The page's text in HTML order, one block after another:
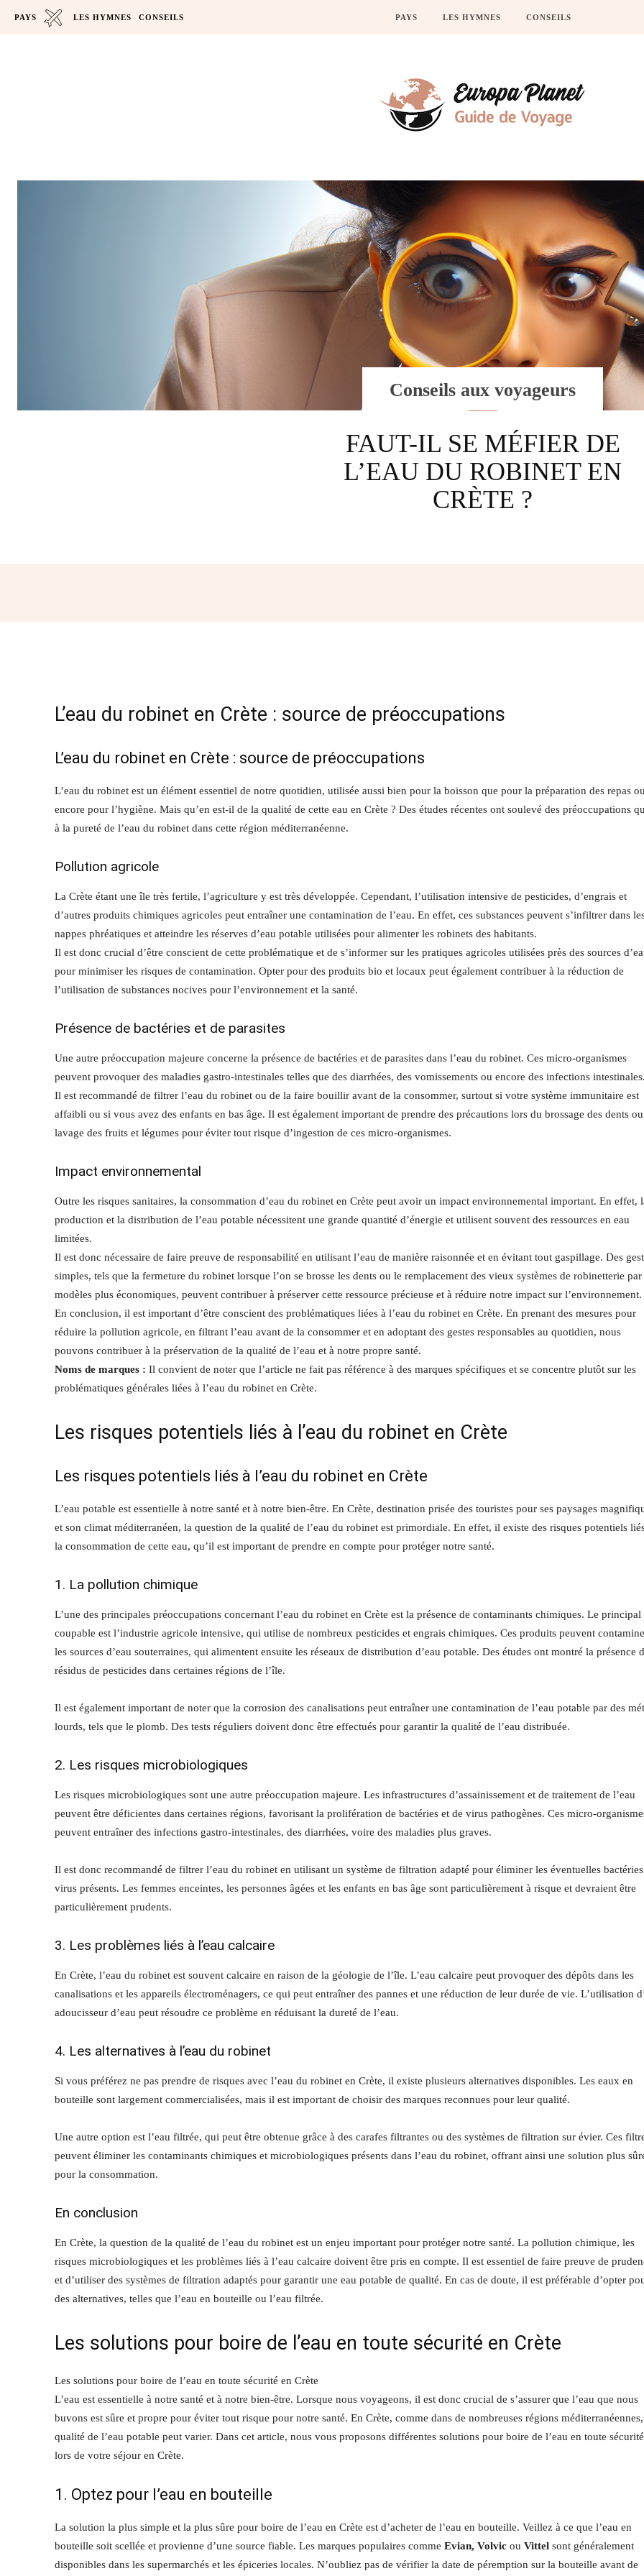
PAYS LES HYMNES CONSEILS PAYS LES HYMNES CONSEILS
Conseils aux voyageurs
FAUT-IL SE MÉFIER DE
L’EAU DU ROBINET EN
CRÈTE ?
L’eau du robinet en Crète : source de préoccupations
L’eau du robinet en Crète : source de préoccupations
L’eau du robinet est un élément essentiel de notre quotidien, utilisée aussi bien pour la boisson que pour la préparation des repas ou
encore pour l’hygiène. Mais qu’en est-il de la qualité de cette eau en Crète ? Des études récentes ont soulevé des préoccupations
à la pureté de l’eau du robinet dans cette région méditerranéenne.
Pollution agricole
La Crète étant une île très fertile, l’agriculture y est très développée. Cependant, l’utilisation intensive de pesticides, d’engrais et
d’autres produits chimiques agricoles peut entraîner une contamination de l’eau. En effet, ces substances peuvent s’infiltrer dans
nappes phréatiques et atteindre les réserves d’eau potable utilisées pour alimenter les robinets des habitants.
Il est donc crucial d’être conscient de cette problématique et de s’informer sur les pratiques agricoles utilisées près des sources
pour minimiser les risques de contamination. Opter pour des produits bio et locaux peut également contribuer à la réduction de
l’utilisation de substances nocives pour l’environnement et la santé.
Présence de bactéries et de parasites
Une autre préoccupation majeure concerne la présence de bactéries et de parasites dans l’eau du robinet. Ces micro-organismes
peuvent provoquer des maladies gastro-intestinales telles que des diarrhées, des vomissements ou encore des infections intestinales.
Il est recommandé de filtrer l’eau du robinet ou de la faire bouillir avant de la consommer, surtout si votre système immunitaire est
affaibli ou si vous avez des enfants en bas âge. Il est également important de prendre des précautions lors du brossage des dents
lavage des fruits et légumes pour éviter tout risque d’ingestion de ces micro-organismes.
Impact environnemental
Outre les risques sanitaires, la consommation d’eau du robinet en Crète peut avoir un impact environnemental important. En effet,
production et la distribution de l’eau potable nécessitent une grande quantité d’énergie et utilisent souvent des ressources en eau
limitées.
Il est donc nécessaire de faire preuve de responsabilité en utilisant l’eau de manière raisonnée et en évitant tout gaspillage. Des
simples, tels que la fermeture du robinet lorsque l’on se brosse les dents ou le remplacement des vieux systèmes de robinetterie par
modèles plus économiques, peuvent contribuer à préserver cette ressource précieuse et à réduire notre impact sur l’environnement.
En conclusion, il est important d’être conscient des problématiques liées à l’eau du robinet en Crète. En prenant des mesures pour
réduire la pollution agricole, en filtrant l’eau avant de la consommer et en adoptant des gestes responsables au quotidien, nous
pouvons contribuer à la préservation de la qualité de l’eau et à notre propre santé.
Noms de marques : Il convient de noter que l’article ne fait pas référence à des marques spécifiques et se concentre plutôt sur les
problématiques générales liées à l’eau du robinet en Crète.
Les risques potentiels liés à l’eau du robinet en Crète
Les risques potentiels liés à l’eau du robinet en Crète
L’eau potable est essentielle à notre santé et à notre bien-être. En Crète, destination prisée des touristes pour ses paysages
et son climat méditerranéen, la question de la qualité de l’eau du robinet est primordiale. En effet, il existe des risques potentiels
la consommation de cette eau, qu’il est important de prendre en compte pour protéger notre santé.
1. La pollution chimique
L’une des principales préoccupations concernant l’eau du robinet en Crète est la présence de contaminants chimiques. Le principal
coupable est l’industrie agricole intensive, qui utilise de nombreux pesticides et engrais chimiques. Ces produits peuvent
les sources d’eau souterraines, qui alimentent ensuite les réseaux de distribution d’eau potable. Des études ont montré la présence
résidus de pesticides dans certaines régions de l’île.
Il est également important de noter que la corrosion des canalisations peut entraîner une contamination de l’eau potable par des
lourds, tels que le plomb. Des tests réguliers doivent donc être effectués pour garantir la qualité de l’eau distribuée.
2. Les risques microbiologiques
Les risques microbiologiques sont une autre préoccupation majeure. Les infrastructures d’assainissement et de traitement de l’eau
peuvent être déficientes dans certaines régions, favorisant la prolifération de bactéries et de virus pathogènes. Ces micro-
peuvent entraîner des infections gastro-intestinales, des diarrhées, voire des maladies plus graves.
Il est donc recommandé de filtrer l’eau du robinet en utilisant un système de filtration adapté pour éliminer les éventuelles
virus présents. Les femmes enceintes, les personnes âgées et les enfants en bas âge sont particulièrement à risque et devraient être
particulièrement prudents.
3. Les problèmes liés à l’eau calcaire
En Crète, l’eau du robinet est souvent calcaire en raison de la géologie de l’île. L’eau calcaire peut provoquer des dépôts dans les
canalisations et les appareils électroménagers, ce qui peut entraîner des pannes et une réduction de leur durée de vie. L’utilisation
adoucisseur d’eau peut résoudre ce problème en réduisant la dureté de l’eau.
4. Les alternatives à l’eau du robinet
Si vous préférez ne pas prendre de risques avec l’eau du robinet en Crète, il existe plusieurs alternatives disponibles. Les eaux en
bouteille sont largement commercialisées, mais il est important de choisir des marques reconnues pour leur qualité.
Une autre option est l’eau filtrée, qui peut être obtenue grâce à des carafes filtrantes ou des systèmes de filtration sur évier. Ces
peuvent éliminer les contaminants chimiques et microbiologiques présents dans l’eau du robinet, offrant ainsi une solution plus
pour la consommation.
En conclusion
En Crète, la question de la qualité de l’eau du robinet est un enjeu important pour protéger notre santé. La pollution chimique, les
risques microbiologiques et les problèmes liés à l’eau calcaire doivent être pris en compte. Il est essentiel de faire preuve de
et d’utiliser des systèmes de filtration adaptés pour garantir une eau potable de qualité. En cas de doute, il est préférable d’opter
des alternatives, telles que l’eau en bouteille ou l’eau filtrée.
Les solutions pour boire de l’eau en toute sécurité en Crète
Les solutions pour boire de l’eau en toute sécurité en Crète
L’eau est essentielle à notre santé et à notre bien-être. Lorsque nous voyageons, il est donc crucial de s’assurer que l’eau que nous
buvons est sûre et propre pour éviter tout risque pour notre santé. En Crète, comme dans de nombreuses régions
qualité de l’eau potable peut varier. Dans cet article, nous vous proposons différentes solutions pour boire de l’eau en toute sécurité
lors de votre séjour en Crète.
1. Optez pour l’eau en bouteille
La solution la plus simple et la plus sûre pour boire de l’eau en Crète est d’acheter de l’eau en bouteille. Veillez à ce que l’eau en
bouteille soit scellée et provienne d’une source fiable. Les marques populaires comme Evian, Volvic ou Vittel sont généralement
disponibles dans les supermarchés et les épiceries locales. N’oubliez pas de vérifier la date de péremption sur la bouteille avant de